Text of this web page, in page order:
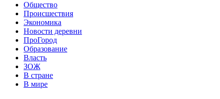
Общество
Происшествия
Экономика
Новости деревни
ПроГород
Образование
Власть
ЗОЖ
В стране
В мире